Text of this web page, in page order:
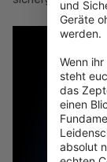
und
Geräte
werden.
Wenn
steht
das
einen
absolut